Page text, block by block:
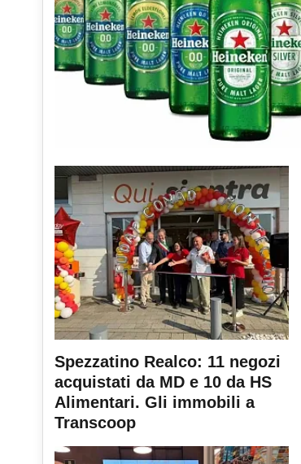
Spezzatino Realco: 11 negozi
acquistati da MD e 10 da HS
Alimentari. Gli immobili a
Transcoop